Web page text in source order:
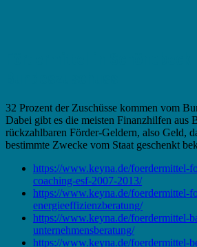
32 Prozent der Zuschüsse kommen vom
Dabei gibt es die meisten Finanzhilfen aus
rückzahlbaren Förder-Geldern, also Geld,
bestimmte Zwecke vom Staat geschenkt
https://www.keyna.de/foerdermittel-
coaching-esf-2007-2013/
https://www.keyna.de/foerdermittel-
energieeffizienzberatung/
https://www.keyna.de/foerdermittel-
unternehmensberatung/
https://www.keyna.de/foerdermittel-